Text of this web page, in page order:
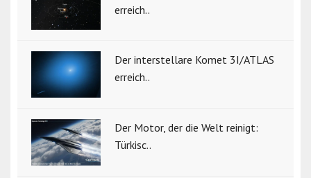
erreich..
Der interstellare Komet 3I/ATLAS
erreich..
Der Motor, der die Welt reinigt:
Türkisc..